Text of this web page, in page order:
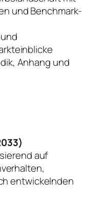
und Benchmark-
Anhang und
auf
entwickelnden